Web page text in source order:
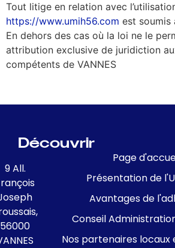
Tout litige en relation avec
https://www.umih56.com est soumis
En dehors des cas où la loi ne le
attribution exclusive de juridiction
compétents de VANNES
9 All.
56000
Découvrir
Page
Présentation de
Avantages de
Conseil
Nos partenaires locaux